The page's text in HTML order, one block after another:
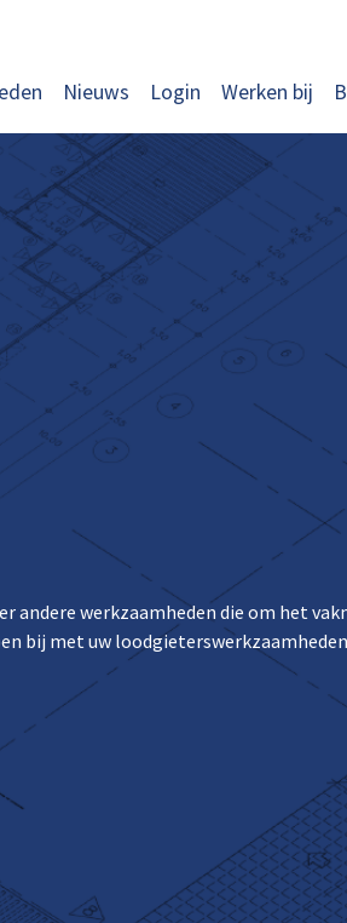
Nieuws Login Werken bij
andere werkzaamheden die om het
bij met uw